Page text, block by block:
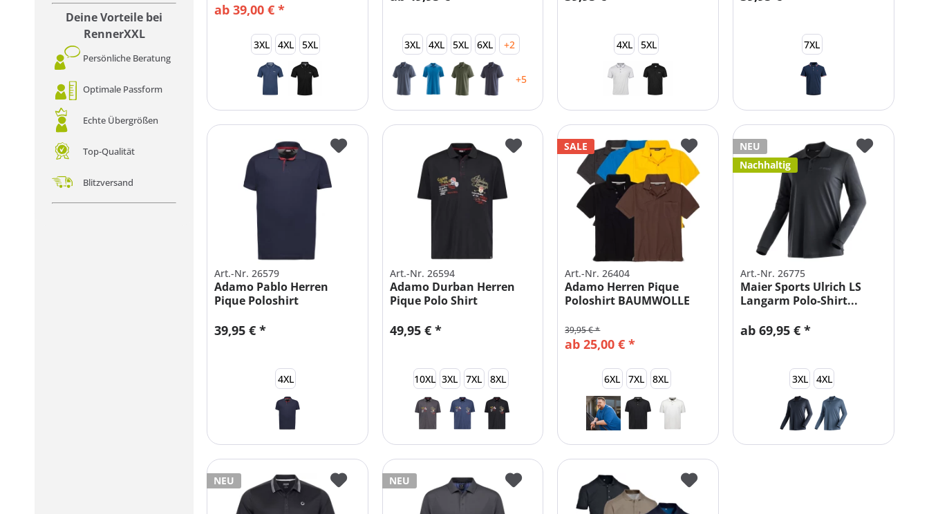
Deine Vorteile bei
RennerXXL
Persönliche Beratung
Optimale Passform
Echte Übergrößen
Top-Qualität
Blitzversand
ab 39,00 € *
3XL 4XL 5XL 3XL 4XL 5XL 6XL +2
+5
4XL 5XL 7XL
Art.-Nr. 26579
Adamo Pablo Herren
Pique Poloshirt
39,95 € *
4XL
Art.-Nr. 26594
Adamo Durban Herren
Pique Polo Shirt
49,95 € *
10XL 3XL 7XL 8XL
SALE
Art.-Nr. 26404
Adamo Herren Pique
Poloshirt BAUMWOLLE
ab 25,00 € *
39,95 € *
6XL 7XL 8XL
NEU
Nachhaltig
Art.-Nr. 26775
Maier Sports Ulrich LS
Langarm Polo-Shirt...
ab 69,95 € *
3XL 4XL
NEU NEU